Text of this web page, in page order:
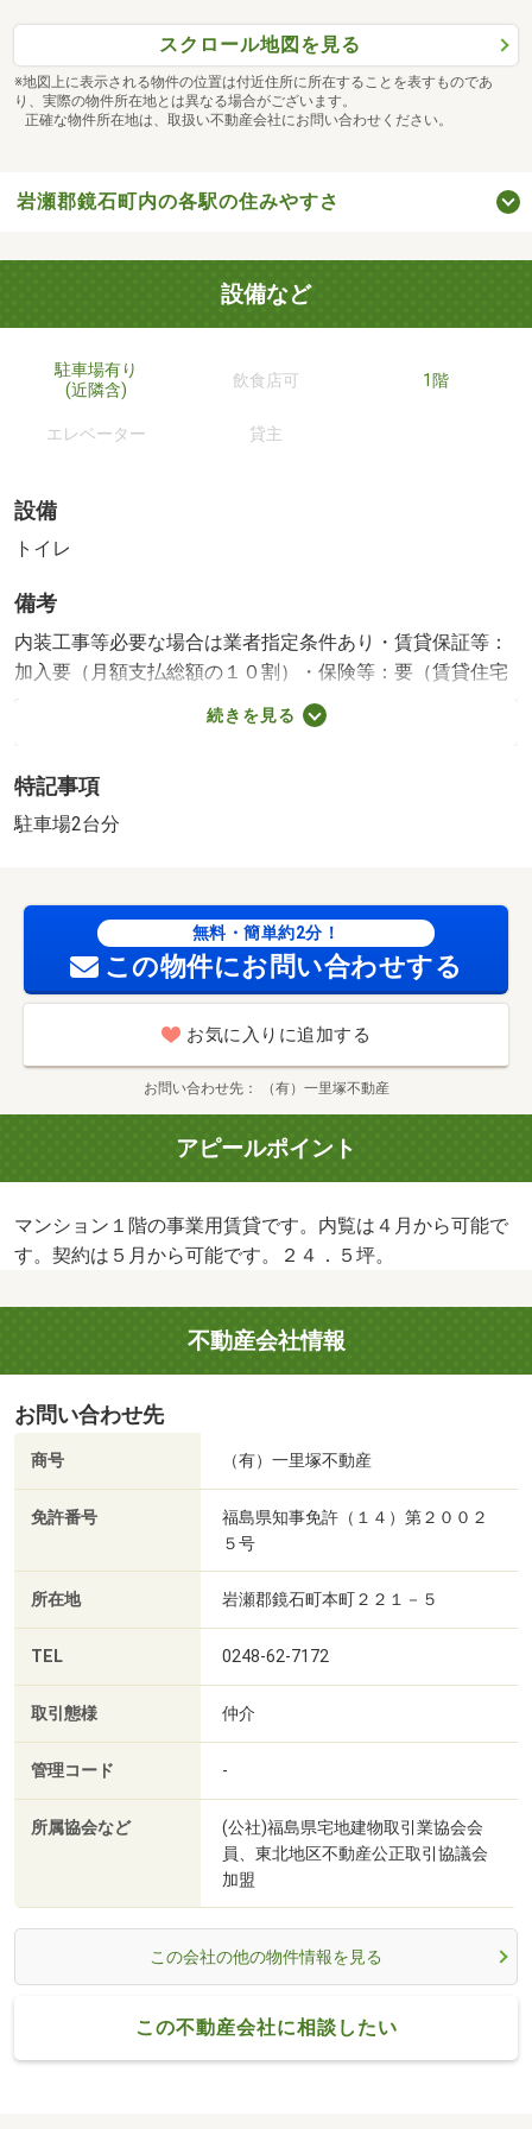
スクロール地図を見る
※地図上に表示される物件の位置は付近住所に所在することを表すものであ
り、実際の物件所在地とは異なる場合がございます。
正確な物件所在地は、取扱い不動産会社にお問い合わせください。
岩瀬郡鏡石町内の各駅の住みやすさ
設備など
駐車場有り
(近隣含)
飲食店可 1階
エレベーター 貸主
設備
トイレ
備考
内装工事等必要な場合は業者指定条件あり・賃貸保証等：
加入要（月額支払総額の１０割）・保険等：要（賃貸住宅
居住者）・マンション１階の事業用賃貸です。内覧は４月
から可能です。 駐車場:有 無料 築年月:2001/03築
続きを見る
特記事項
駐車場2台分
無料・簡単約2分！
この物件にお問い合わせする
お気に入りに追加する
お問い合わせ先 （有）一里塚不動産
アピールポイント
マンション１階の事業用賃貸です。内覧は４月から可能で
す。契約は５月から可能です。２４．５坪。
不動産会社情報
お問い合わせ先
商号 （有）一里塚不動産
免許番号
福島県知事免許（１４）第２００２
５号
所在地 岩瀬郡鏡石町本町２２１－５
TEL 0248-62-7172
取引態様 仲介
管理コード -
所属協会など
(公社)福島県宅地建物取引業協会会
員、東北地区不動産公正取引協議会
加盟
この会社の他の物件情報を見る
この不動産会社に相談したい